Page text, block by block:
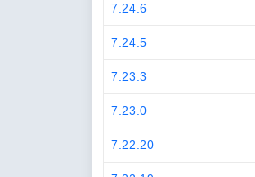
7.24.6
7.24.5
7.23.3
7.23.0
7.22.20